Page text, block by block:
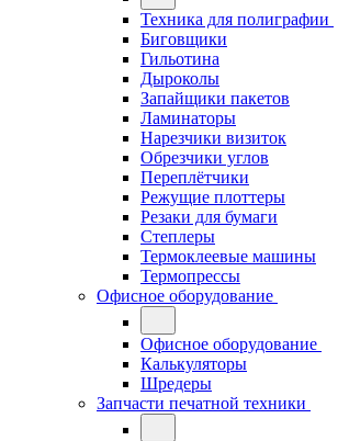
Техника для полиграфии
Биговщики
Гильотина
Дыроколы
Запайщики пакетов
Ламинаторы
Нарезчики визиток
Обрезчики углов
Переплётчики
Режущие плоттеры
Резаки для бумаги
Степлеры
Термоклеевые машины
Термопрессы
Офисное оборудование
Офисное оборудование
Калькуляторы
Шредеры
Запчасти печатной техники